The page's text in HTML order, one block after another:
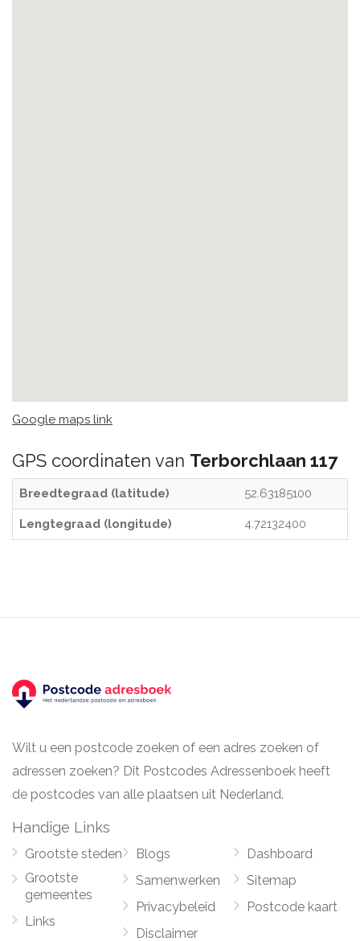
Google maps link
GPS coordinaten van Terborchlaan 117
Breedtegraad (latitude) 52.63185100
Lengtegraad (longitude) 4.72132400
Wilt u een postcode zoeken of een adres zoeken of
adressen zoeken? Dit Postcodes Adressenboek heeft
de postcodes van alle plaatsen uit Nederland.
Handige Links
Grootste steden
Grootste
gemeentes
Links
Blogs
Samenwerken
Privacybeleid
Disclaimer
Dashboard
Sitemap
Postcode kaart